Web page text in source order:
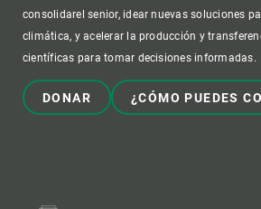
consolidarel senior, idear nuevas soluciones
climática, y acelerar la producción y
científicas para tomar decisiones informadas.
DONAR ¿CÓMO PUEDES